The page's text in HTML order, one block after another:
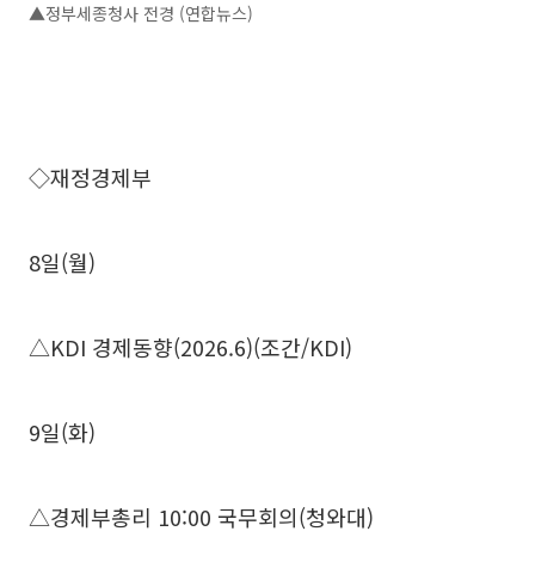
▲정부세종청사 전경 (연합뉴스)
◇재정경제부
8일(월)
△KDI 경제동향(2026.6)(조간/KDI)
9일(화)
△경제부총리 10:00 국무회의(청와대)